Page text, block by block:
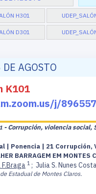
H301
D301
AGOSTO
K101
j/
- Corrupción, violencia social,
| Ponencia | 21 Corrupción,
BARRAGEM EM MONTES
1 ; Julia S. Nunes
Estadual de Montes Claros.